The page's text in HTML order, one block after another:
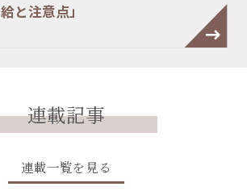
と注意点」
連載記事
連載一覧を見る